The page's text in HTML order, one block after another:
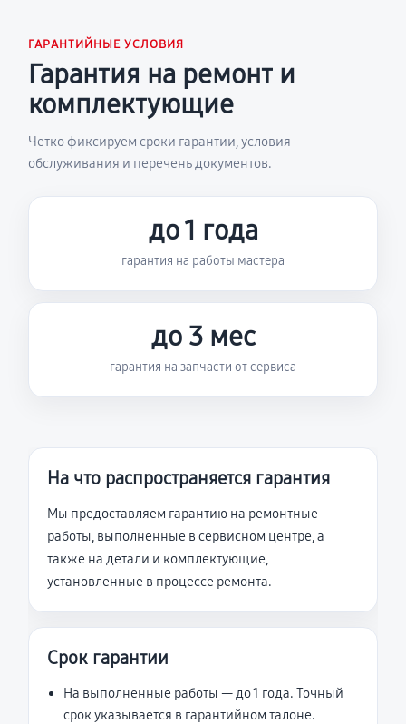
ГАРАНТИЙНЫЕ УСЛОВИЯ
Гарантия на ремонт и
комплектующие
Четко фиксируем сроки гарантии, условия
обслуживания и перечень документов.
до 1 года
гарантия на работы мастера
до 3 мес
гарантия на запчасти от сервиса
На что распространяется гарантия
Мы предоставляем гарантию на ремонтные
работы, выполненные в сервисном центре, а
также на детали и комплектующие,
установленные в процессе ремонта.
Срок гарантии
На выполненные работы — до 1 года. Точный
срок указывается в гарантийном талоне.